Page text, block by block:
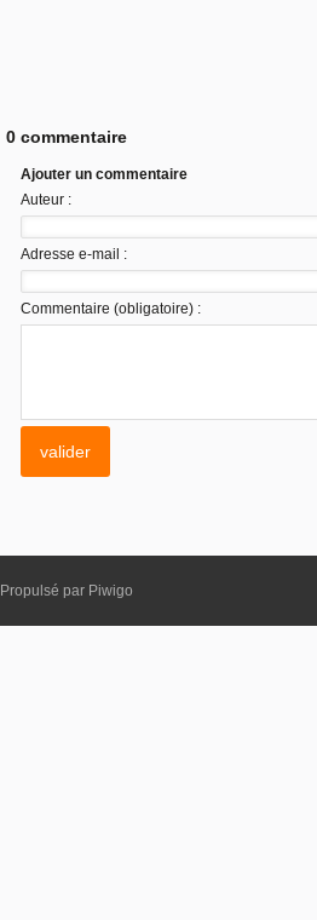
0 commentaire
Ajouter un commentaire
Auteur :
Adresse e-mail :
Commentaire (obligatoire) :
Propulsé par Piwigo